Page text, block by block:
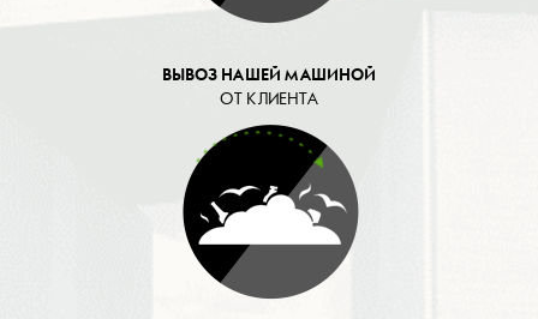
ВЫВОЗ НАШЕЙ МАШИНОЙ
ОТ КЛИЕНТА